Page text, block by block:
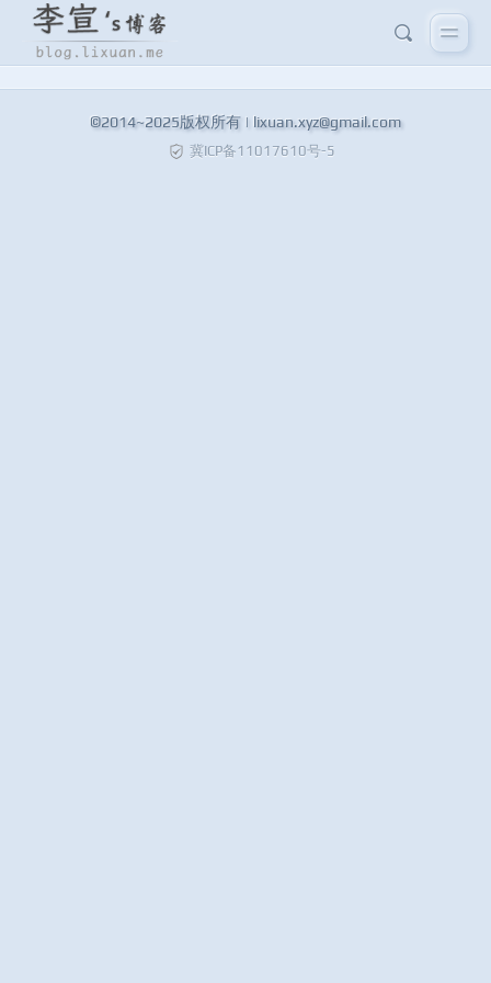
©2014~2025版权所有 | lixuan.xyz@gmail.com
冀ICP备11017610号-5